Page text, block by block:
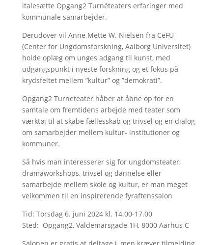
italesætte Opgang2 Turnéteaters erfaringer med
kommunale samarbejder.
Derudover vil Anne Mette W. Nielsen fra CeFU
(Center for Ungdomsforskning, Aalborg Universitet)
holde oplæg om unges adgang til kunst, med
udgangspunkt i nyeste forskning og et fokus på
krydsfeltet mellem ”kultur” og ”demokrati”.
Opgang2 Turneteater håber at åbne op for en
samtale om fremtidens arbejde med teater som
værktøj til at skabe fællesskab og trivsel og en dialog
om samarbejder mellem kultur- institutioner og
kommuner.
Så hvis man interesserer sig for ungdomsteater,
dramaworkshops, trivsel og dannelse eller
samarbejde mellem skole og kultur, er man meget
velkommen til en inspirerende fyraftenssalon
Tid: Torsdag 6. juni 2024 kl. 14.00-17.00
Sted: Opgang2, Valdemarsgade 1H, 8000 Aarhus C
Salonen er gratis at deltage i, men kræver tilmelding